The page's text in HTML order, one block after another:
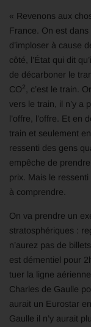
« Revenons aux
France. On est
d’imploser à cause
côté, l’État qui dit
de décarboner le
CO2, c’est le train.
vers le train, il n’y a
l’offre, l’offre. Et en
train et seulement
ressenti des gens
empêche de
prix. Mais le ressenti
à comprendre.
On va prendre un
stratosphériques :
n’aurez pas de
est démentiel pour
tuer la ligne
Charles de Gaulle
aurait un Eurostar
Gaulle il n’y aurait